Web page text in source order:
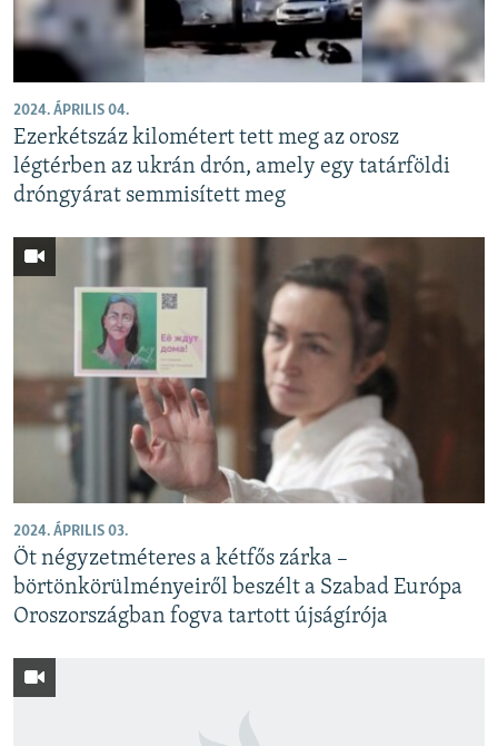
2024. ÁPRILIS 04.
Ezerkétszáz kilométert tett meg az orosz
légtérben az ukrán drón, amely egy tatárföldi
dróngyárat semmisített meg
2024. ÁPRILIS 03.
Öt négyzetméteres a kétfős zárka –
börtönkörülményeiről beszélt a Szabad Európa
Oroszországban fogva tartott újságírója